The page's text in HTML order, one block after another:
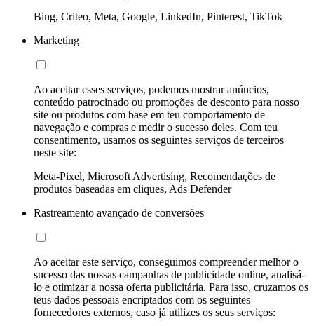
Bing, Criteo, Meta, Google, LinkedIn, Pinterest, TikTok
Marketing
Ao aceitar esses serviços, podemos mostrar anúncios,
conteúdo patrocinado ou promoções de desconto para nosso
site ou produtos com base em teu comportamento de
navegação e compras e medir o sucesso deles. Com teu
consentimento, usamos os seguintes serviços de terceiros
neste site:
Meta-Pixel, Microsoft Advertising, Recomendações de
produtos baseadas em cliques, Ads Defender
Rastreamento avançado de conversões
Ao aceitar este serviço, conseguimos compreender melhor o
sucesso das nossas campanhas de publicidade online, analisá-
lo e otimizar a nossa oferta publicitária. Para isso, cruzamos os
teus dados pessoais encriptados com os seguintes
fornecedores externos, caso já utilizes os seus serviços: